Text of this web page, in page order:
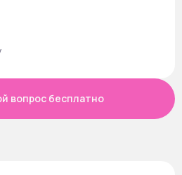
вопрос бесплатно